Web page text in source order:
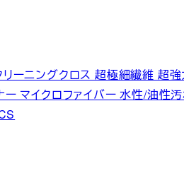
リーニングクロス 超極細繊維 超
ー マイクロファイバー 水性/油性